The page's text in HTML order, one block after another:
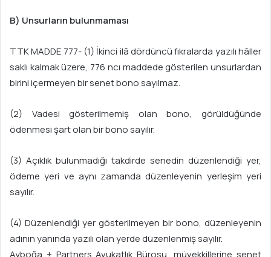
B) Unsurların bulunmaması
TTK MADDE 777- (1) İkinci ilâ dördüncü fıkralarda yazılı hâller
saklı kalmak üzere, 776 ncı maddede gösterilen unsurlardan
birini içermeyen bir senet bono sayılmaz.
(2) Vadesi gösterilmemiş olan bono, görüldüğünde
ödenmesi şart olan bir bono sayılır.
(3) Açıklık bulunmadığı takdirde senedin düzenlendiği yer,
ödeme yeri ve aynı zamanda düzenleyenin yerleşim yeri
sayılır.
(4) Düzenlendiği yer gösterilmeyen bir bono, düzenleyenin
adının yanında yazılı olan yerde düzenlenmiş sayılır.
Ayboğa + Partners Avukatlık Bürosu, müvekkillerine senet